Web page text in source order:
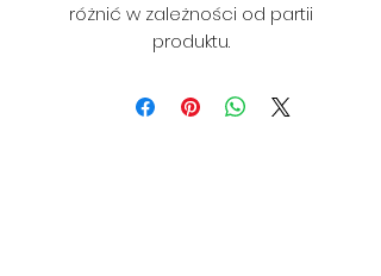
różnić w zależności od partii
produktu.